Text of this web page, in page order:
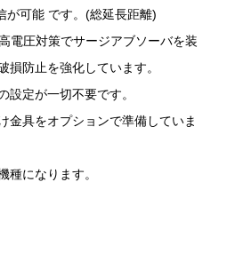
が可能 です。(総延長距離)
電圧対策でサージアブソーバを装
損防止を強化しています。
設定が一切不要です。
金具をオプションで準備していま
種になります。